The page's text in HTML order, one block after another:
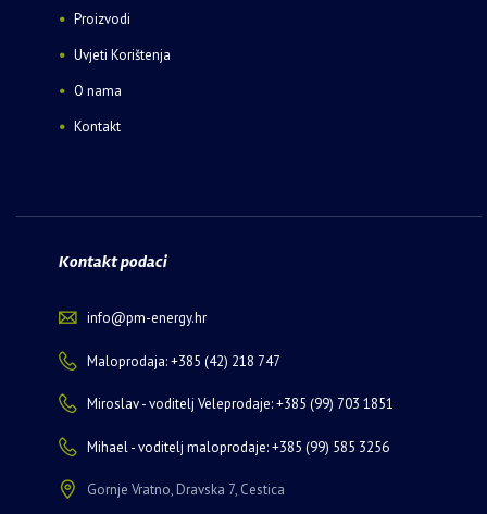
Proizvodi
Uvjeti Korištenja
O nama
Kontakt
Kontakt podaci
info@pm-energy.hr
Maloprodaja: +385 (42) 218 747
Miroslav - voditelj Veleprodaje: +385 (99) 703 1851
Mihael - voditelj maloprodaje: +385 (99) 585 3256
Gornje Vratno, Dravska 7, Cestica